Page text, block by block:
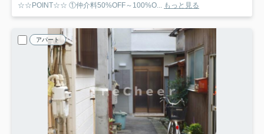
☆☆POINT☆☆ ①仲介料50%OFF～100%O... もっと見る
アパート